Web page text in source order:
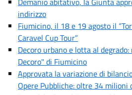
indirizzo
Fiumicino, il 18 e 19 agosto il
Caravel Cup Tour”
Decoro urbano e lotta al
Decoro" di Fiumicino
Approvata la variazione di
Opere Pubbliche: oltre 34 milioni